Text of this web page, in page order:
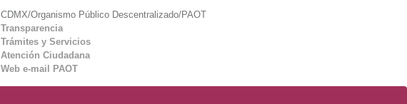
CDMX/Organismo Público Descentralizado/PAOT
Transparencia
Trámites y Servicios
Atención Ciudadana
Web e-mail PAOT